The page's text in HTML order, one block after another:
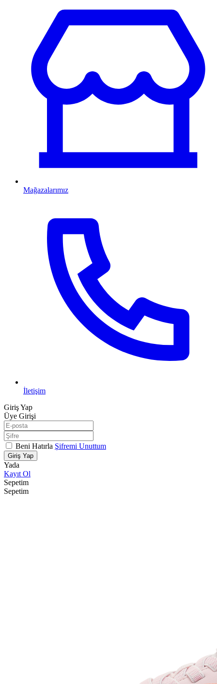
Mağazalarımız
İletişim
Giriş Yap
Üye Girişi
Beni Hatırla Şifremi Unuttum
Giriş Yap
Yada
Kayıt Ol
Sepetim
Sepetim